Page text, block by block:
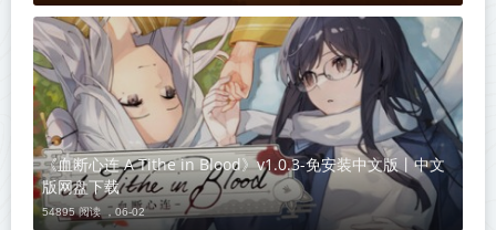
《血断心连 A Tithe in Blood》v1.0.3-免安装中文版丨中文
版网盘下载
54895 阅读 ， 06-02